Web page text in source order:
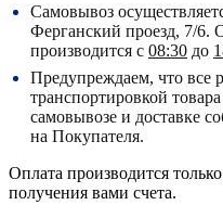
Самовывоз
Ферганский проезд, 7/6.
производится с 08:30 до
Предупреждаем, что все
транспортировкой
самовывозе и доставке
на Покупателя.
Оплата производится
получения вами счета.